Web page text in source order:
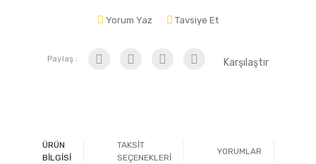
Yorum Yaz Tavsiye Et
Paylaş : Karşılaştır
ÜRÜN
BİLGİSİ
TAKSİT
SEÇENEKLERİ
YORUMLAR